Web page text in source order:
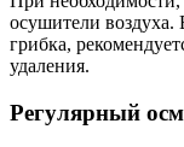
осушители воздуха.
грибка,
удаления.
Регулярный